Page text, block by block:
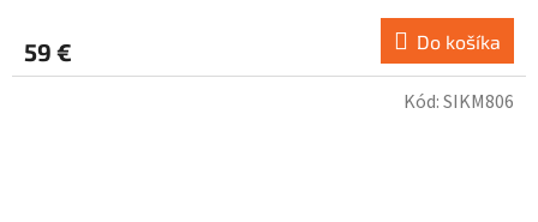
59 € Do košíka
Kód:SIKM806